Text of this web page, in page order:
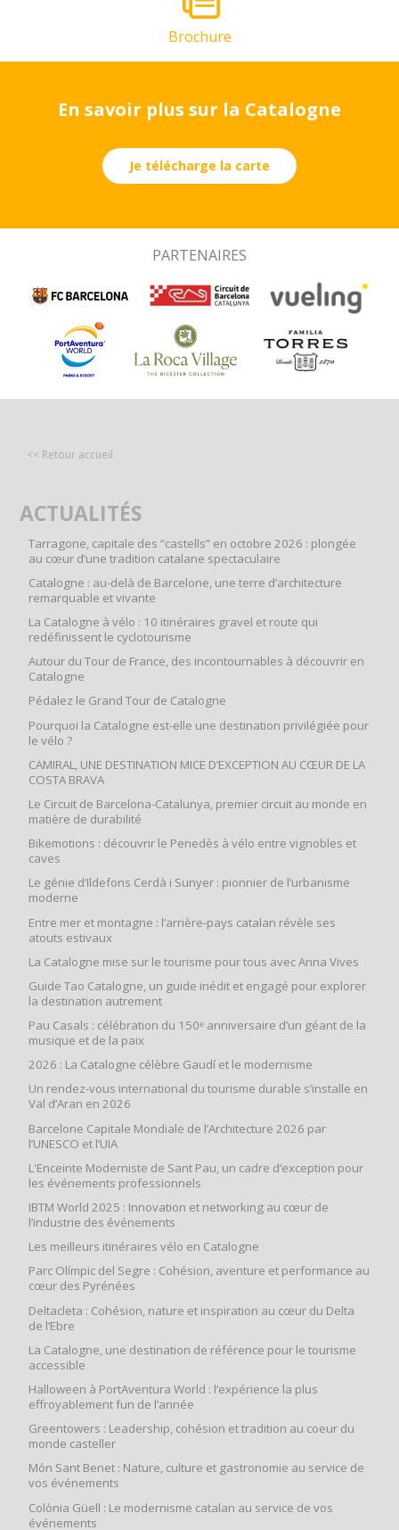
Brochure
En savoir plus sur la Catalogne
Je télécharge la carte
PARTENAIRES
<< Retour accueil
ACTUALITÉS
Tarragone, capitale des “castells” en octobre 2026 : plongée
au cœur d’une tradition catalane spectaculaire
Catalogne : au-delà de Barcelone, une terre d’architecture
remarquable et vivante
La Catalogne à vélo : 10 itinéraires gravel et route qui
redéfinissent le cyclotourisme
Autour du Tour de France, des incontournables à découvrir en
Catalogne
Pédalez le Grand Tour de Catalogne
Pourquoi la Catalogne est-elle une destination privilégiée pour
le vélo ?
CAMIRAL, UNE DESTINATION MICE D’EXCEPTION AU CŒUR DE LA
COSTA BRAVA
Le Circuit de Barcelona-Catalunya, premier circuit au monde en
matière de durabilité
Bikemotions : découvrir le Penedès à vélo entre vignobles et
caves
Le génie d’Ildefons Cerdà i Sunyer : pionnier de l’urbanisme
moderne
Entre mer et montagne : l’arrière‑pays catalan révèle ses
atouts estivaux
La Catalogne mise sur le tourisme pour tous avec Anna Vives
Guide Tao Catalogne, un guide inédit et engagé pour explorer
la destination autrement
Pau Casals : célébration du 150ᵉ anniversaire d’un géant de la
musique et de la paix
2026 : La Catalogne célèbre Gaudí et le modernisme
Un rendez-vous international du tourisme durable s’installe en
Val d’Aran en 2026
Barcelone Capitale Mondiale de l’Architecture 2026 par
l’UNESCO et l’UIA
L'Enceinte Moderniste de Sant Pau, un cadre d’exception pour
les événements professionnels
IBTM World 2025 : Innovation et networking au cœur de
l’industrie des événements
Les meilleurs itinéraires vélo en Catalogne
Parc Olímpic del Segre : Cohésion, aventure et performance au
cœur des Pyrénées
Deltacleta : Cohésion, nature et inspiration au cœur du Delta
de l’Ebre
La Catalogne, une destination de référence pour le tourisme
accessible
Halloween à PortAventura World : l’expérience la plus
effroyablement fun de l’année
Greentowers : Leadership, cohésion et tradition au coeur du
monde casteller
Món Sant Benet : Nature, culture et gastronomie au service de
vos événements
Colònia Güell : Le modernisme catalan au service de vos
événements